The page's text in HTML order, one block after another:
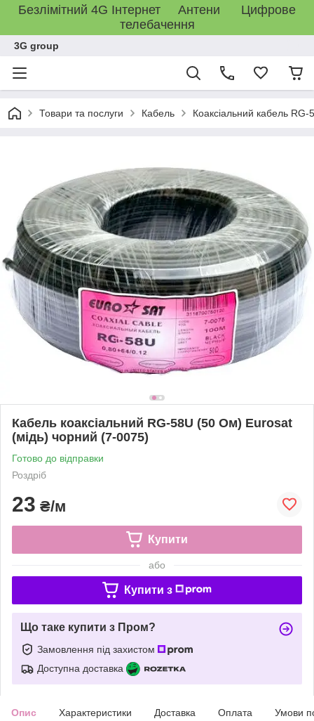
Безлімітний 4G Інтернет Антени Цифрове
телебачення
3G group
Товари та послуги Кабель Коаксіальний кабель
Кабель коаксіальний RG-58U (50 Ом) Eurosat
(мідь) чорний (7-0075)
Готово до відправки
Роздріб
23 ₴/м
Купити
або
Купити з
Що таке купити з Пром?
Замовлення під захистом
Доступна доставка
Опис Характеристики Доставка Оплата Умови